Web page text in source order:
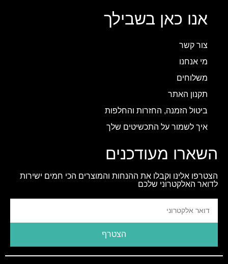
אנו כאן בשבילך
צור קשר
מי אנחנו
משלוחים
תקנון האתר
ביטול הזמנה, החזרות והחלפות
איך לשמור על התכשיטים שלך
השארו מעודכנים
הצטרפו אלינו וקבלו את ההנחות והמוצרים הכי חמים ישירות
לדואר האלקטרוני שלכם
הצטרף